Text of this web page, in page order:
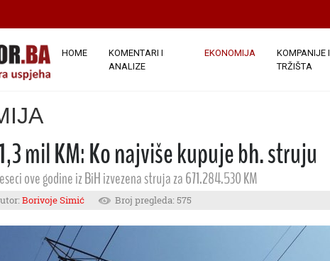
HOME
KOMENTARI I
ANALIZE
EKONOMIJA
KOMPANIJE I
TRŽIŠTA
mil KM: Ko najviše kupuje bh. struju
ove godine iz BiH izvezena struja za 671.284.530 KM
Borivoje Simić Broj pregleda: 575